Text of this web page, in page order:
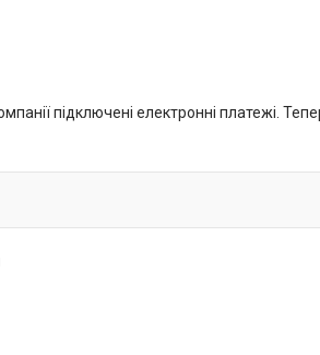
підключені електронні платежі.